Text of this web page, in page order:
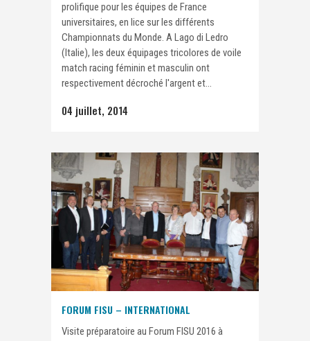
prolifique pour les équipes de France
universitaires, en lice sur les différents
Championnats du Monde. A Lago di Ledro
(Italie), les deux équipages tricolores de voile
match racing féminin et masculin ont
respectivement décroché l'argent et...
04 juillet, 2014
FORUM FISU – INTERNATIONAL
Visite préparatoire au Forum FISU 2016 à